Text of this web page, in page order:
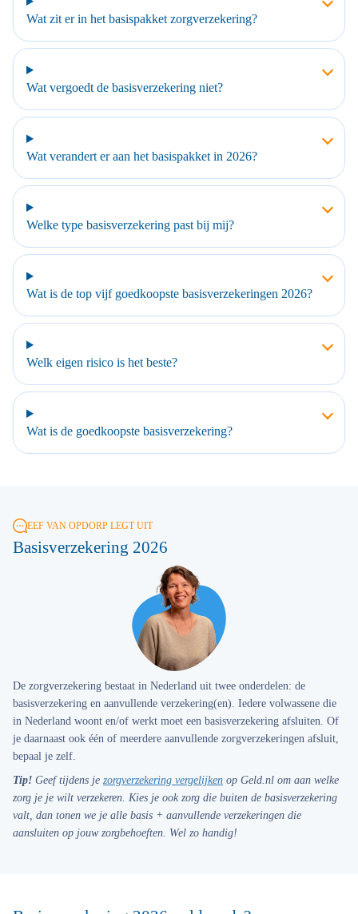
Wat zit er in het basispakket zorgverzekering?
Wat vergoedt de basisverzekering niet?
Wat verandert er aan het basispakket in 2026?
Welke type basisverzekering past bij mij?
Wat is de top vijf goedkoopste basisverzekeringen 2026?
Welk eigen risico is het beste?
Wat is de goedkoopste basisverzekering?
EEF VAN OPDORP LEGT UIT
Basisverzekering 2026
De zorgverzekering bestaat in Nederland uit twee onderdelen: de
basisverzekering en aanvullende verzekering(en). Iedere volwassene die
in Nederland woont en/of werkt moet een basisverzekering afsluiten. Of
je daarnaast ook één of meerdere aanvullende zorgverzekeringen afsluit,
bepaal je zelf.
Tip! Geef tijdens je zorgverzekering vergelijken op Geld.nl om aan welke
zorg je je wilt verzekeren. Kies je ook zorg die buiten de basisverzekering
valt, dan tonen we je alle basis + aanvullende verzekeringen die
aansluiten op jouw zorgbehoeften. Wel zo handig!